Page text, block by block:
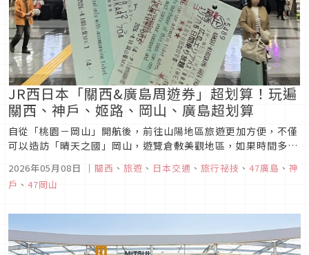
JR西日本「關西&廣島周遊券」超划算！玩遍
關西、神戶、姬路、岡山、廣島超划算
自從「桃園－岡山」開航後，前往山陽地區旅遊更加方便，不僅
可以造訪「晴天之國」岡山，遊覽倉敷美觀地區，如果時間多一
這張JR西日本推出的「關西&廣島周遊券」，不僅超好用又便
宜！
2026年05月08日 ｜ 關西 、 旅遊 、 日本交通 、 旅行祕技 、 47廣島 、 神
戶 、 47岡山